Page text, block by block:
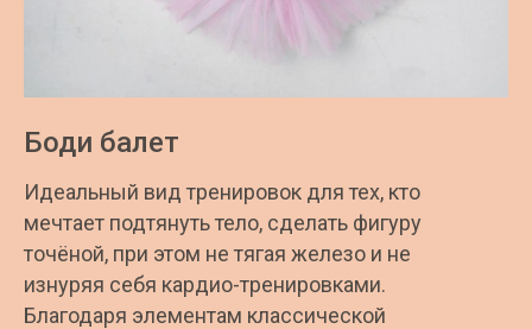
Боди балет
Идеальный вид тренировок для тех, кто
мечтает подтянуть тело, сделать фигуру
точёной, при этом не тягая железо и не
изнуряя себя кардио-тренировками.
Благодаря элементам классической